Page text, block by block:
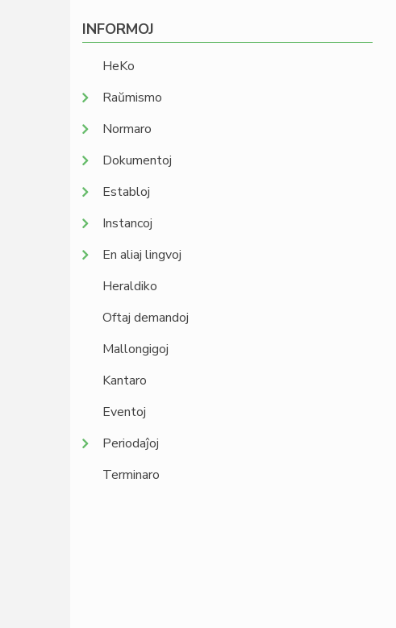
INFORMOJ
HeKo
Raŭmismo
Normaro
Dokumentoj
Establoj
Instancoj
En aliaj lingvoj
Heraldiko
Oftaj demandoj
Mallongigoj
Kantaro
Eventoj
Periodaĵoj
Terminaro